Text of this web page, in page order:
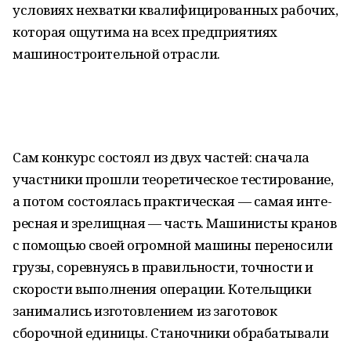
условиях нехватки квалифицированных рабочих,
которая ощутима на всех предприятиях
машиностроительной отрасли.
Сам конкурс состоял из двух частей: сначала
участники прошли теоретическое тестирование,
а потом состоялась практическая — самая инте-
ресная и зрелищная — часть. Машинисты кранов
с помощью своей огромной машины переносили
грузы, соревнуясь в правильности, точности и
скорости выполнения операции. Котельщики
занимались изготовлением из заготовок
сборочной единицы. Станочники обрабатывали